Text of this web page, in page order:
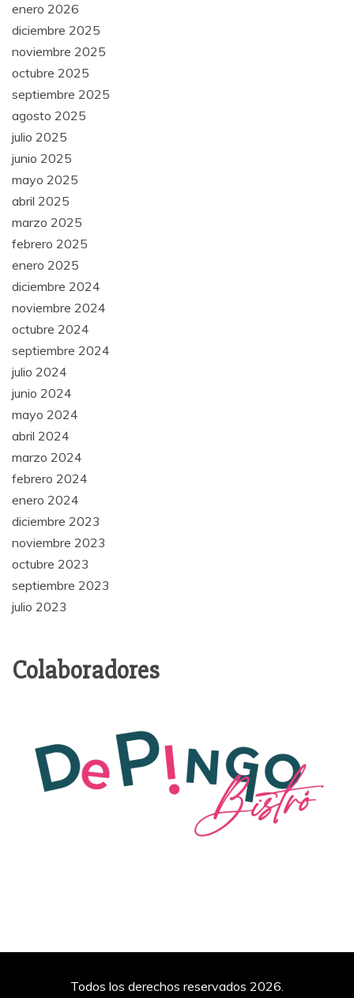
enero 2026
diciembre 2025
noviembre 2025
octubre 2025
septiembre 2025
agosto 2025
julio 2025
junio 2025
mayo 2025
abril 2025
marzo 2025
febrero 2025
enero 2025
diciembre 2024
noviembre 2024
octubre 2024
septiembre 2024
julio 2024
junio 2024
mayo 2024
abril 2024
marzo 2024
febrero 2024
enero 2024
diciembre 2023
noviembre 2023
octubre 2023
septiembre 2023
julio 2023
Colaboradores
Todos los derechos reservados 2026.